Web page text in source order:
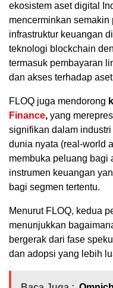
ekosistem aset digital
mencerminkan
infrastruktur keuangan
teknologi blockchain
termasuk pembayaran
dan akses terhadap
FLOQ juga mendorong
Finance, yang
signifikan dalam
dunia nyata (real-world
membuka peluang bagi
instrumen keuangan
bagi segmen tertentu.
Menurut FLOQ, kedua
menunjukkan
bergerak dari fase
dan adopsi yang lebih